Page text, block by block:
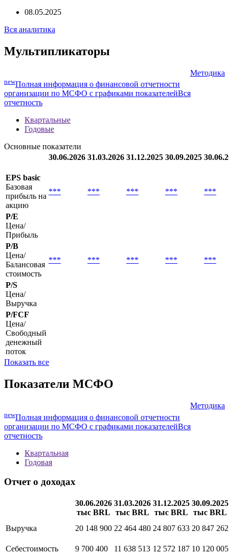
08.05.2025
Вся аналитика
Мультипликаторы
Методика
newПолная информация о финансовой отчетности
организации по МСФО с графиками показателейВся
отчетность
Квартальные
Годовые
Основные показатели
30.06.2026 31.03.2026 31.12.2025 30.09.2025
EPS basic
Базовая
прибыль на
акцию
*** *** *** *** ***
P/E
Цена/
Прибыль
P/B
Цена/
Балансовая
стоимость
*** *** *** *** ***
P/S
Цена/
Выручка
P/FCF
Цена/
Свободный
денежный
поток
Показать все
Показатели МСФО
Методика
newПолная информация о финансовой отчетности
организации по МСФО с графиками показателейВся
отчетность
Квартальная
Годовая
Отчет о доходах
30.06.2026
тыс BRL
31.03.2026
тыс BRL
31.12.2025
тыс BRL
30.09.2025
тыс BRL
Выручка
20 148 900 22 464 480 24 807 633 20 847 262
Себестоимость 9 700 400 11 638 513 12 572 187 10 120 005